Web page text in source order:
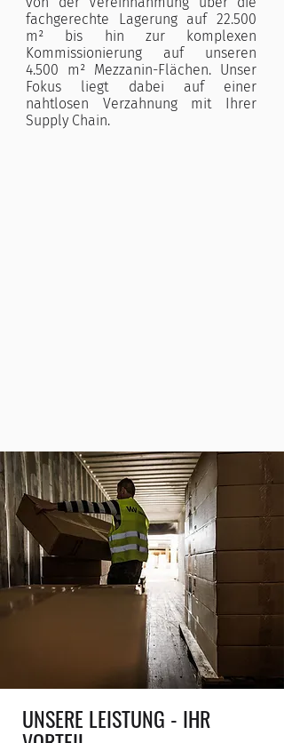
fachgerechte Lagerung auf 22.500
m² bis hin zur komplexen
Kommissionierung auf unseren
4.500 m² Mezzanin-Flächen. Unser
Fokus liegt dabei auf einer
nahtlosen Verzahnung mit Ihrer
Supply Chain.
UNSERE LEISTUNG - IHR